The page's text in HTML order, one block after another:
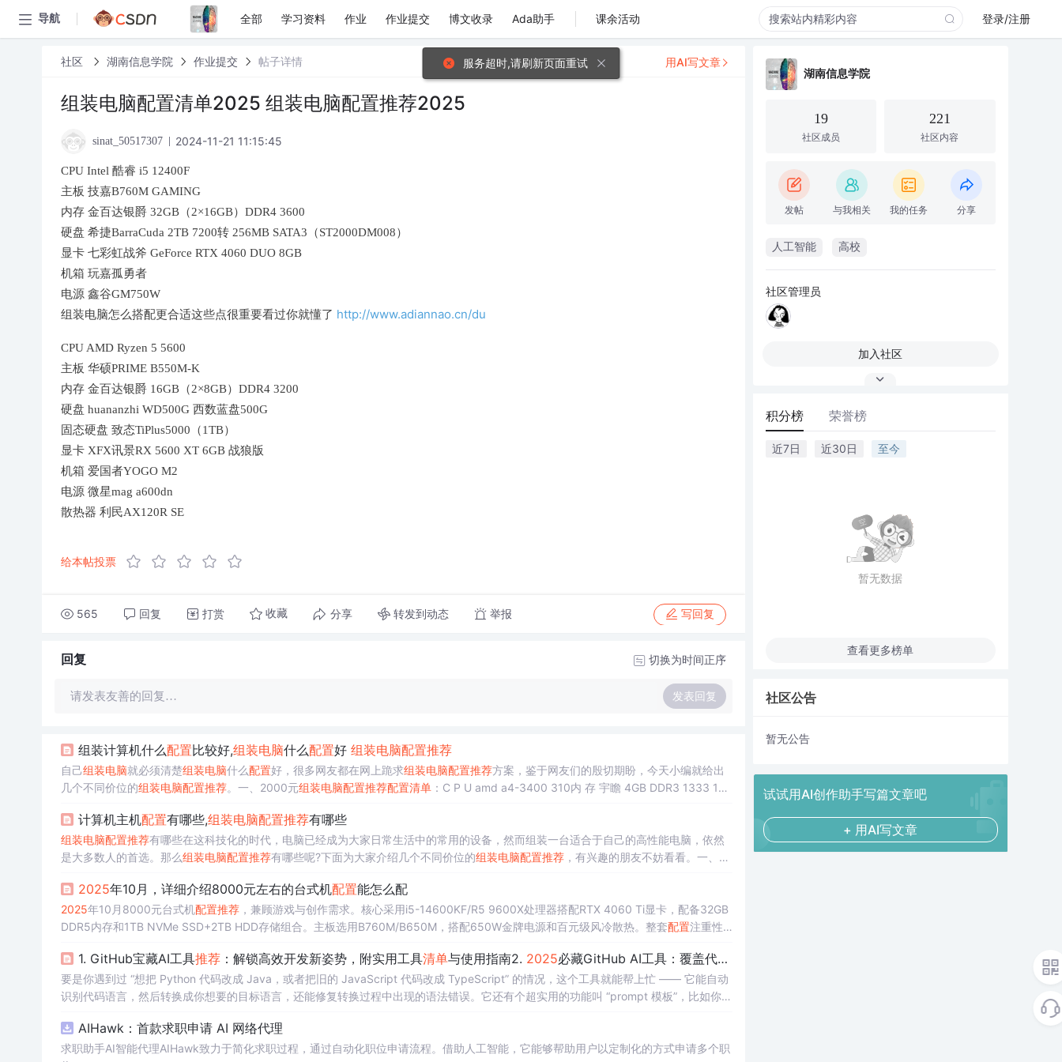
导航 全部 学习资料 作业 作业提交 博文收录 Ada助手 课余活动 登录/注册
社区 湖南信息学院 作业提交 帖子详情
组装电脑配置清单2025 组装电脑配置推荐2025
sinat_50517307 2024-11-21 11:15:45
CPU Intel 酷睿 i5 12400F
主板 技嘉B760M GAMING
内存 金百达银爵 32GB（2×16GB）DDR4 3600
硬盘 希捷BarraCuda 2TB 7200转 256MB SATA3（ST2000DM008）
显卡 七彩虹战斧 GeForce RTX 4060 DUO 8GB
机箱 玩嘉孤勇者
电源 鑫谷GM750W
组装电脑怎么搭配更合适这些点很重要看过你就懂了 http://www.adiannao.cn/du
CPU AMD Ryzen 5 5600
主板 华硕PRIME B550M-K
内存 金百达银爵 16GB（2×8GB）DDR4 3200
硬盘 huananzhi WD500G 西数蓝盘500G
固态硬盘 致态TiPlus5000（1TB）
显卡 XFX讯景RX 5600 XT 6GB 战狼版
机箱 爱国者YOGO M2
电源 微星mag a600dn
散热器 利民AX120R SE
给本帖投票
565 回复 打赏 收藏 分享 转发到动态 举报 写回复
用AI写文章
回复 切换为时间正序
请发表友善的回复… 发表回复
组装计算机什么配置比较好,组装电脑什么配置好 组装电脑配置推荐
自己组装电脑就必须清楚组装电脑什么配置好，很多网友都在网上跪求组装电脑配置推荐方案，鉴于网友们的殷切期盼，今天小编就给出
几个不同价位的组装电脑配置推荐。一、2000元组装电脑配置推荐配置清单：C P U amd a4-3400 310内 存 宇瞻 4GB DDR3 1333 105
计算机主机配置有哪些,组装电脑配置推荐有哪些
组装电脑配置推荐有哪些在这科技化的时代，电脑已经成为大家日常生活中的常用的设备，然而组装一台适合于自己的高性能电脑，依然
是大多数人的首选。那么组装电脑配置推荐有哪些呢?下面为大家介绍几个不同价位的组装电脑配置推荐，有兴趣的朋友不妨看看。一、20
2025年10月，详细介绍8000元左右的台式机配置能怎么配
2025年10月8000元台式机配置推荐，兼顾游戏与创作需求。核心采用i5-14600KF/R5 9600X处理器搭配RTX 4060 Ti显卡，配备32GB
DDR5内存和1TB NVMe SSD+2TB HDD存储组合。主板选用B760M/B650M，搭配650W金牌电源和百元级风冷散热。整套配置注重性
1. GitHub宝藏AI工具推荐：解锁高效开发新姿势，附实用工具清单与使用指南2. 2025必藏GitHub AI工具：覆盖代码生成与效率提升，小白也能快速上手3. 挖到宝了！GitHub这些A
要是你遇到过 “想把 Python 代码改成 Java，或者把旧的 JavaScript 代码改成 TypeScript” 的情况，这个工具就能帮上忙 —— 它能自动
识别代码语言，然后转换成你想要的目标语言，还能修复转换过程中出现的语法错误。它还有个超实用的功能叫 “prompt 模板”，比如你经
候直接调用模板，不用重复输入提示词。
AIHawk：首款求职申请 AI 网络代理
求职助手AI智能代理AIHawk致力于简化求职过程，通过自动化职位申请流程。借助人工智能，它能够帮助用户以定制化的方式申请多个职
湖南信息学院
19
社区成员
221
社区内容
发帖 与我相关 我的任务 分享
人工智能 高校
社区管理员
加入社区
积分榜 荣誉榜
近7日 近30日 至今
暂无数据
查看更多榜单
社区公告
暂无公告
试试用AI创作助手写篇文章吧
+ 用AI写文章
服务超时,请刷新页面重试